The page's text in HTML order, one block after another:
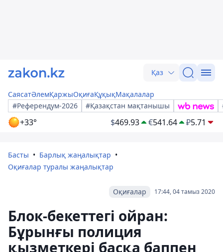
Қаз
СаясатӘлемҚаржыОқиғаҚұқықМақалалар
#Референдум-2026
#Қазақстан мақтанышы
+33° $469.93 €541.64 ₽5.71
Басты
Барлық жаңалықтар
Оқиғалар туралы жаңалықтар
17:44, 04 тамыз 2020
Оқиғалар
Блок-бекеттегі ойран:
Бұрынғы полиция
қызметкері басқа баппен